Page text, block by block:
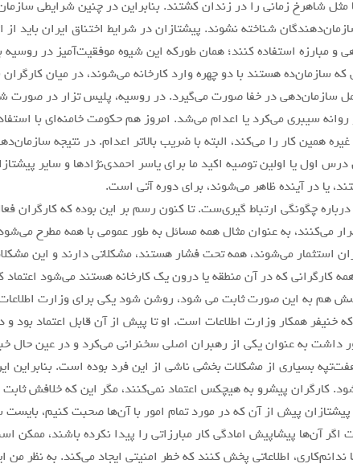
مثل شاهرخ زمانی را در زندان کشتند. بنابراین در چنین شرایطی
شناخته نشوند. پیشتازان در شرایط اختناق ایران باید
و مبارزه استفاده کنند؛ همان طورکه این شیوه موفقیت‌آمیز در روسیه
که سازمان‌ده هستند با دو چهره وارد کارخانه می‌شوند، در میان
سازمان‌دهی در خفا صورت می‌گیرد. در روسیه، پلیس تزار در صورت
سیبری می‌کرد یا اعدام می‌شد. امروز هم حکومت خامنه‌ای با
همین کار را می‌کند، البته با ضریب بالاتر اعدام. در نتیجه
اول یا اولین توصیه اکید ما برای یاسر احمدی‌نژادها و سایر
یا در آینده ظاهر می‌شوند، برای دوره آتی است.
چگونگی ارتباط گیری‌ست. تا کنون رسم بر این بوده که کارگران
می‌کنند، به عنوان مثال همه مسائل به طور عمومی با همه مطرح
استثمار می‌شوند، همه تحت فشار هستند، مشکلاتی دارند و این
کارگرانی که در آن منطقه یا درون یک کارخانه هستند می‌شود
هم به این صورت ثابت می شود، روشن شود یکی برای وزارت اطلاعات
خنیفر همکار وزارت اطلاعات است. او تا پیش از آن قابل اعتماد بود و
داشت به عنوان یکی از رهبران اصلی سخنرانی می‌کرد و در عین حال
بسیاری از مشکلات بخشی ناشی از این فرد بوده است. بنابراین
کارگران پیشرو به هیچکس اعتماد نمی‌کنند، مگر این که خلافش ثابت
پیش از آن که در مورد تمام امور با آن‌ها صحبت کنیم،
آن‌ها پیشاپیش امادگی کار مبارزاتی را پیدا نکرده باشند، ممکن
ندانم‌کاری، اطلاعاتی پخش کنند که خطر امنیتی ایجاد می‌کند. به نظر